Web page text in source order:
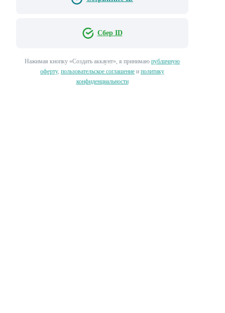
Сбер ID
Нажимая кнопку «‎Создать аккаунт»‎, я принимаю публичную
оферту, пользовательское соглашение и политику
конфиденциальности